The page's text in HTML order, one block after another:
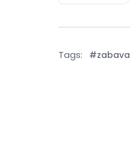
Tags: #zabava